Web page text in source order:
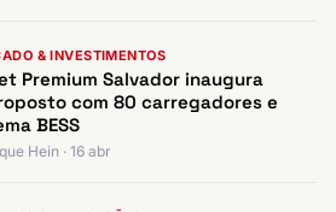
& INVESTIMENTOS
Premium Salvador inaugura
com 80 carregadores e
BESS
Hein · 16 abr